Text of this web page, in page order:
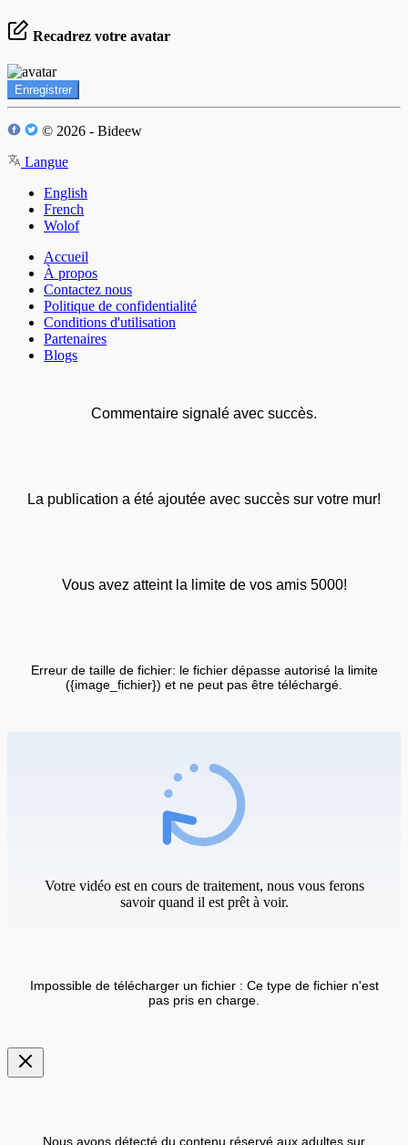
Recadrez votre avatar
Enregistrer
© 2026 - Bideew
Langue
English
French
Wolof
Accueil
À propos
Contactez nous
Politique de confidentialité
Conditions d'utilisation
Partenaires
Blogs
Commentaire signalé avec succès.
La publication a été ajoutée avec succès sur votre mur!
Vous avez atteint la limite de vos amis 5000!
Erreur de taille de fichier: le fichier dépasse autorisé la limite
({image_fichier}) et ne peut pas être téléchargé.
Votre vidéo est en cours de traitement, nous vous ferons
savoir quand il est prêt à voir.
Impossible de télécharger un fichier : Ce type de fichier n'est
pas pris en charge.
Nous avons détecté du contenu réservé aux adultes sur